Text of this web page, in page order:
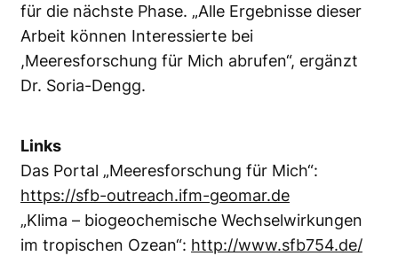
für die nächste Phase. „Alle Ergebnisse dieser
Arbeit können Interessierte bei
,Meeresforschung für Mich abrufen“, ergänzt
Dr. Soria-Dengg.
Links
Das Portal „Meeresforschung für Mich“:
https://sfb-outreach.ifm-geomar.de
„Klima – biogeochemische Wechselwirkungen
im tropischen Ozean“: http://www.sfb754.de/